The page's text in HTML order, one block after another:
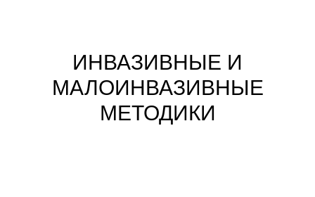
ИНВАЗИВНЫЕ И
МАЛОИНВАЗИВНЫЕ
МЕТОДИКИ